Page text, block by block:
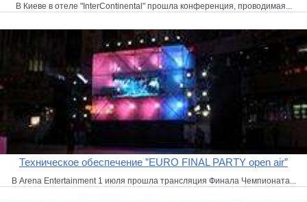
В Киеве в отеле "InterContinental" прошла конференция, проводимая...
Техническое обеспечение ”EURO FINAL PARTY open air”
В Arena Entertainment 1 июля прошла трансляция Финала Чемпионата...